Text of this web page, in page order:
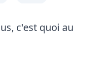
c'est quoi au